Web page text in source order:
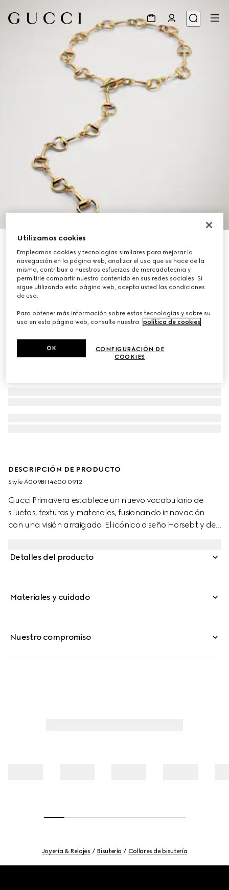
Collar lariat con Horsebit
€ 1.890
DESCRIPCIÓN DE PRODUCTO
Style ‎A009BI I4600 0912
Gucci Primavera establece un nuevo vocabulario de
siluetas, texturas y materiales, fusionando innovación
con una visión arraigada. El icónico diseño Horsebit y de
toggle permite múltiples opciones de estilo.
Detalles del producto
Materiales y cuidado
Nuestro compromiso
Joyería & Relojes Bisutería Collares de bisutería
Utilizamos cookies
Empleamos cookies y tecnologías similares para mejorar la
navegación en la página web, analizar el uso que se hace de la
misma, contribuir a nuestros esfuerzos de mercadotecnia y
permitirle compartir nuestro contenido en sus redes sociales. Si
sigue utilizando esta página web, acepta usted las condiciones
de uso.
Para obtener más información sobre estas tecnologías y sobre su
uso en esta página web, consulte nuestra
política de cookies
CONFIGURACIÓN DE
COOKIES
OK